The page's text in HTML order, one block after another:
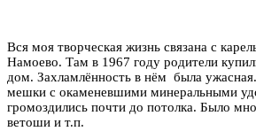
Вся моя творческая жизнь связана с
Намоево. Там в 1967 году родители
дом. Захламлённость в нём была
мешки с окаменевшими минеральными
громоздились почти до потолка. Было
ветоши и т.п.